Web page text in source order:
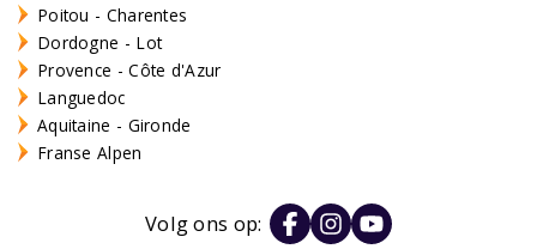
Poitou - Charentes
Dordogne - Lot
Provence - Côte d'Azur
Languedoc
Aquitaine - Gironde
Franse Alpen
Volg ons op: